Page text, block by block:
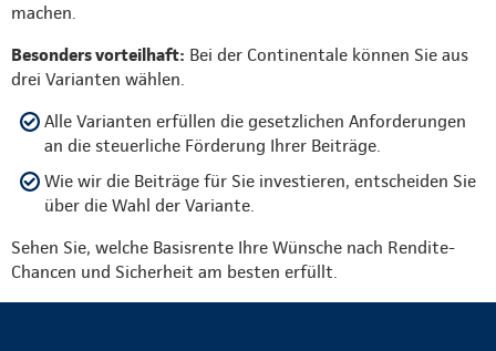
machen.
Besonders vorteilhaft: Bei der Continentale können Sie aus
drei Varianten wählen.
Alle Varianten erfüllen die gesetzlichen Anforderungen
an die steuerliche Förderung Ihrer Beiträge.
Wie wir die Beiträge für Sie investieren, entscheiden Sie
über die Wahl der Variante.
Sehen Sie, welche Basisrente Ihre Wünsche nach Rendite-
Chancen und Sicherheit am besten erfüllt.